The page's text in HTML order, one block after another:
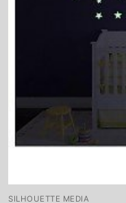
SILHOUETTE MEDIA